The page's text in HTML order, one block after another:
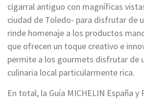
cigarral antiguo con magníficas
ciudad de Toledo- para disfrutar de
rinde homenaje a los productos
que ofrecen un toque creativo e
permite a los gourmets disfrutar de
culinaria local particularmente rica.
En total, la Guía MICHELIN España